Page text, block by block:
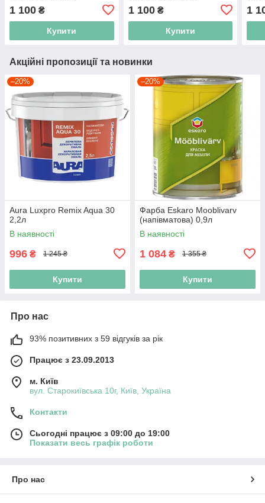
1 100 ₴
Купити
1 100₴
Купити
1
Акційні пропозиції та новинки
–20%
Aura Luxpro Remix Aqua 30
2,2л
В наявності
996 ₴ 1 245 ₴
Купити
–20%
Фарба Eskaro Mooblivarv
(напівматова) 0,9л
В наявності
1 084 ₴ 1 355 ₴
Купити
Про нас
93% позитивних з 59 відгуків за рік
Працює з 23.09.2013
м. Київ
вул. Старокиївська 10г, Київ, Україна
Контакти
Сьогодні працює з 09:00 до 19:00
Показати весь графік роботи
Про нас